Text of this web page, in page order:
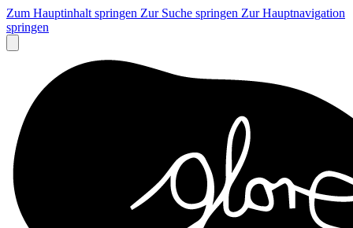
Zum Hauptinhalt springen Zur Suche springen Zur Hauptnavigation
springen